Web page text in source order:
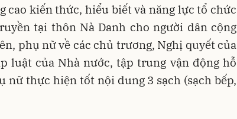
cao kiến thức, hiểu biết và năng lực tổ chức
tại thôn Nà Danh cho người dân cộng
phụ nữ về các chủ trương, Nghị quyết của
luật của Nhà nước, tập trung vận động hỗ
nữ thực hiện tốt nội dung 3 sạch (sạch bếp,